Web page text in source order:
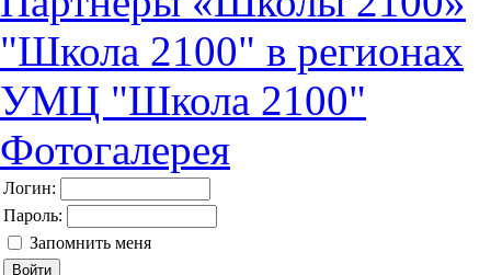
"Школа 2100" в регионах
УМЦ "Школа 2100"
Фотогалерея
Логин:
Пароль:
Запомнить меня